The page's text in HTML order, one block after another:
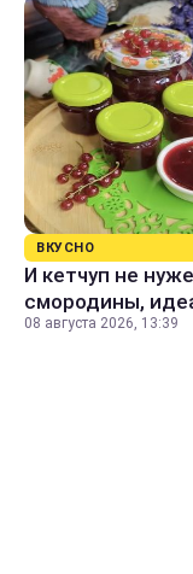
ВКУСНО
И кетчуп не
смородины,
08 августа 2026, 13:39